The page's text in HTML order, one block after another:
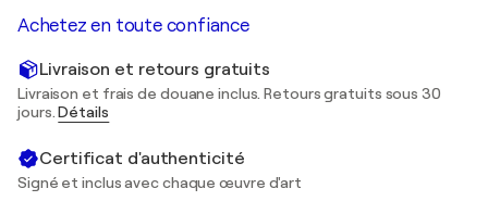
Achetez en toute confiance
Livraison et retours gratuits
Livraison et frais de douane inclus. Retours gratuits sous 30
jours.Détails
Certificat d'authenticité
Signé et inclus avec chaque œuvre d'art